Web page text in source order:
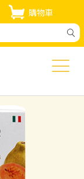
購物車